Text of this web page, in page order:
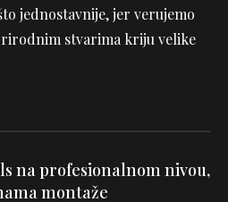
jednostavnije, jer verujemo
stvarima kriju velike
na profesionalnom nivou,
montaže